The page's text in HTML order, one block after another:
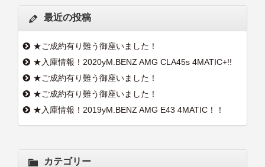
最近の投稿
★ご成約有り難う御座いました！
★入庫情報！2020yM.BENZ AMG CLA45s 4MATIC+!!
★ご成約有り難う御座いました！
★ご成約有り難う御座いました！
★入庫情報！2019yM.BENZ AMG E43 4MATIC！！
カテゴリー